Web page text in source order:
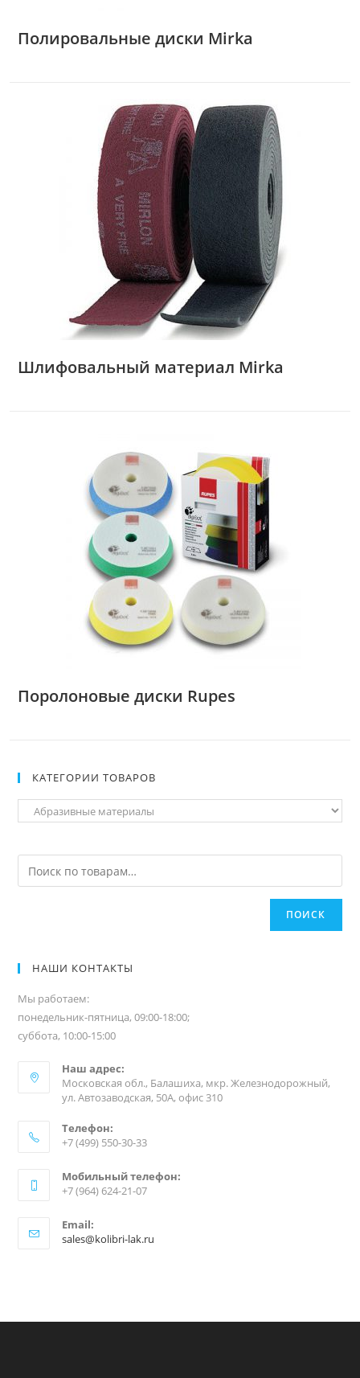
Полировальные диски Mirka
Шлифовальный материал Mirka
Поролоновые диски Rupes
КАТЕГОРИИ ТОВАРОВ
ПОИСК
НАШИ КОНТАКТЫ
Мы работаем:
понедельник-пятница, 09:00-18:00;
суббота, 10:00-15:00
Наш адрес:
Московская обл., Балашиха, мкр. Железнодорожный,
ул. Автозаводская, 50А, офис 310
Телефон:
+7 (499) 550-30-33
Мобильный телефон:
+7 (964) 624-21-07
Email:
sales@kolibri-lak.ru